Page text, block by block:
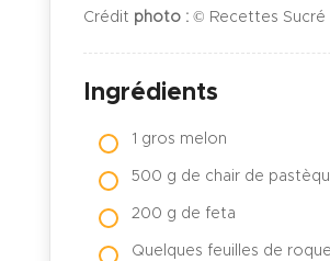
Crédit photo :© Recettes Sucré
Ingrédients
1 gros melon
500 g de chair de
200 g de feta
Quelques feuilles de